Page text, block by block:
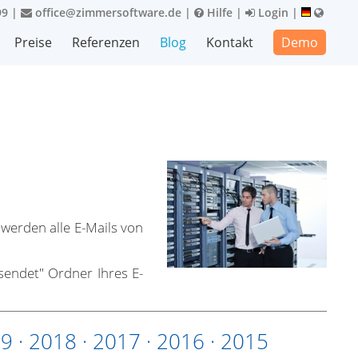
| office@zimmersoftware.de | Hilfe | Login |
Preise Referenzen Blog Kontakt Demo
alle E-Mails von
Ordner Ihres E-
· 2018 · 2017 · 2016 · 2015